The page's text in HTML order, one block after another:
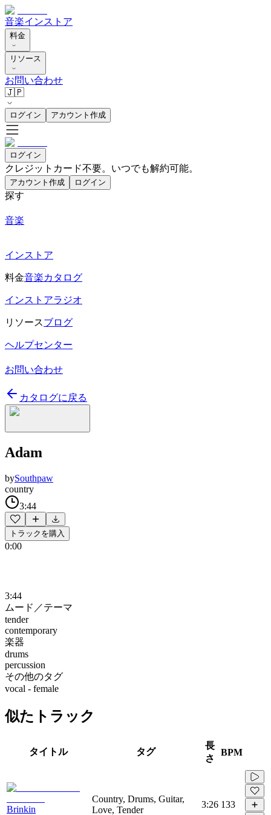
音楽インストア
料金
リソース
お問い合わせ
🇯🇵
ログイン アカウント作成
ログイン
クレジットカード不要。いつでも解約可能。
アカウント作成 ログイン
探す
音楽
インストア
料金音楽カタログ
インストアラジオ
リソースブログ
ヘルプセンター
お問い合わせ
カタログに戻る
Adam
bySouthpaw
country
3:44
トラックを購入
0:00
3:44
ムード／テーマ
tender
contemporary
楽器
drums
percussion
その他のタグ
vocal - female
似たトラック
タイトル タグ
長
さ
BPM
Brinkin
Country, Drums, Guitar,
Love, Tender
3:26 133